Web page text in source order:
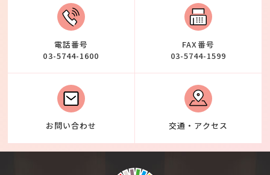
電話番号
03-5744-1600
FAX番号
03-5744-1599
お問い合わせ 交通・アクセス